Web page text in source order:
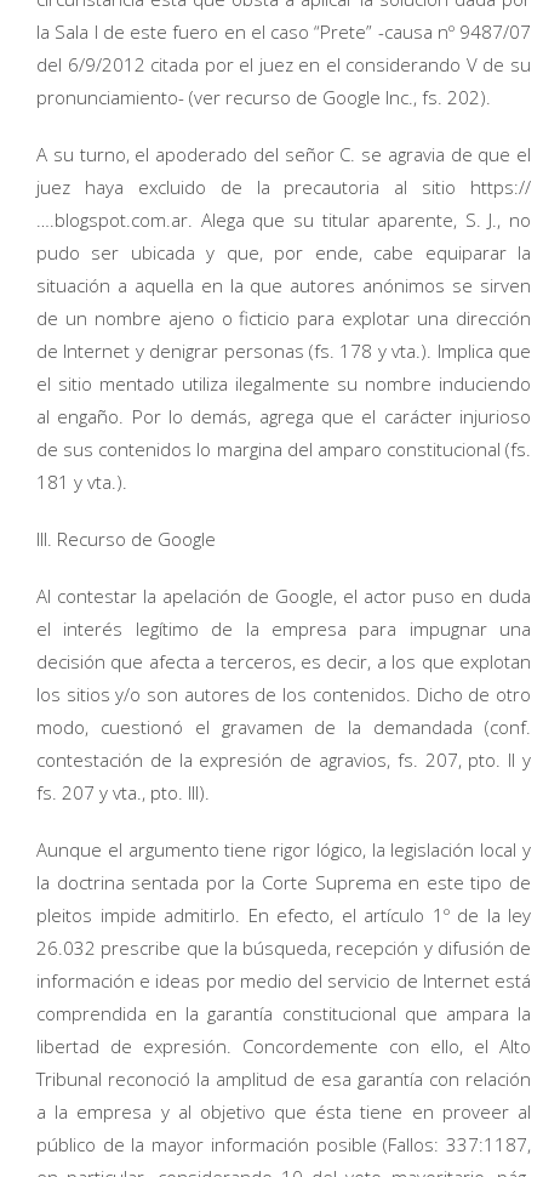
la Sala I de este fuero en el caso “Prete” -causa nº 9487/07
del 6/9/2012 citada por el juez en el considerando V de su
pronunciamiento- (ver recurso de Google Inc., fs. 202).
A su turno, el apoderado del señor C. se agravia de que el
juez haya excluido de la precautoria al sitio https://
….blogspot.com.ar. Alega que su titular aparente, S. J., no
pudo ser ubicada y que, por ende, cabe equiparar la
situación a aquella en la que autores anónimos se sirven
de un nombre ajeno o ficticio para explotar una dirección
de Internet y denigrar personas (fs. 178 y vta.). Implica que
el sitio mentado utiliza ilegalmente su nombre induciendo
al engaño. Por lo demás, agrega que el carácter injurioso
de sus contenidos lo margina del amparo constitucional (fs.
181 y vta.).
III. Recurso de Google
Al contestar la apelación de Google, el actor puso en duda
el interés legítimo de la empresa para impugnar una
decisión que afecta a terceros, es decir, a los que explotan
los sitios y/o son autores de los contenidos. Dicho de otro
modo, cuestionó el gravamen de la demandada (conf.
contestación de la expresión de agravios, fs. 207, pto. II y
fs. 207 y vta., pto. III).
Aunque el argumento tiene rigor lógico, la legislación local y
la doctrina sentada por la Corte Suprema en este tipo de
pleitos impide admitirlo. En efecto, el artículo 1º de la ley
26.032 prescribe que la búsqueda, recepción y difusión de
información e ideas por medio del servicio de Internet está
comprendida en la garantía constitucional que ampara la
libertad de expresión. Concordemente con ello, el Alto
Tribunal reconoció la amplitud de esa garantía con relación
a la empresa y al objetivo que ésta tiene en proveer al
público de la mayor información posible (Fallos: 337:1187,